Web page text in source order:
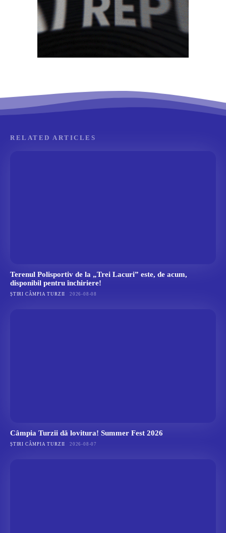
RELATED ARTICLES
Terenul Polisportiv de la „Trei Lacuri” este, de acum,
disponibil pentru închiriere!
ȘTIRI CÂMPIA TURZII 2026-08-08
Câmpia Turzii dă lovitura! Summer Fest 2026
ȘTIRI CÂMPIA TURZII 2026-08-07